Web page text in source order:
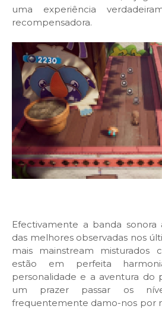
uma experiência
recompensadora.
Efectivamente a banda
das melhores observadas nos
mais mainstream misturados
estão em perfeita
personalidade e a aventura do
um prazer passar os
frequentemente damo-nos por